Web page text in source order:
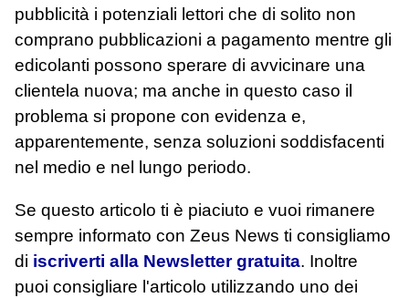
pubblicità i potenziali lettori che di solito non
comprano pubblicazioni a pagamento mentre gli
edicolanti possono sperare di avvicinare una
clientela nuova; ma anche in questo caso il
problema si propone con evidenza e,
apparentemente, senza soluzioni soddisfacenti
nel medio e nel lungo periodo.
Se questo articolo ti è piaciuto e vuoi rimanere
sempre informato con Zeus News ti consigliamo
di iscriverti alla Newsletter gratuita. Inoltre
puoi consigliare l'articolo utilizzando uno dei